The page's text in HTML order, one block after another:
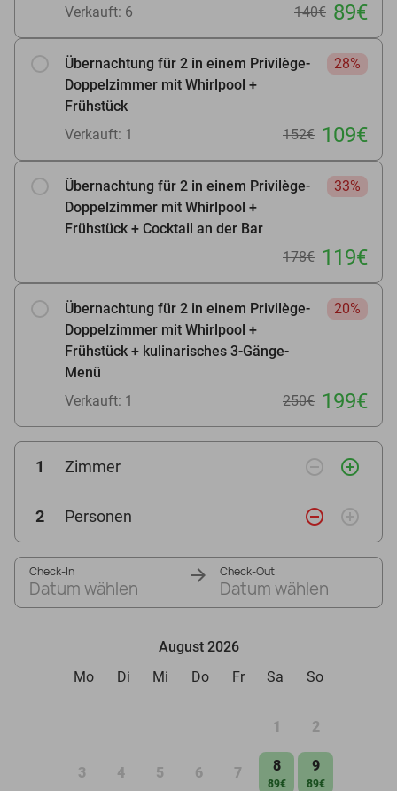
Verkauft: 6 140€ 89€
Übernachtung für 2 in einem Privilège-
Doppelzimmer mit Whirlpool +
Frühstück
28%
Verkauft: 1 152€ 109€
Übernachtung für 2 in einem Privilège-
Doppelzimmer mit Whirlpool +
Frühstück + Cocktail an der Bar
33%
178€ 119€
Übernachtung für 2 in einem Privilège-
Doppelzimmer mit Whirlpool +
Frühstück + kulinarisches 3-Gänge-
Menü
20%
Verkauft: 1 250€ 199€
1 Zimmer remove_circle_outline add_circle_outline
2 Personen remove_circle_outline add_circle_outline
Check-In
Datum wählen
Check-Out
Datum wählen
August 2026
Mo
Di Mi Do Fr Sa So
1 2
3 4 5 6 7 8
89€
9
89€